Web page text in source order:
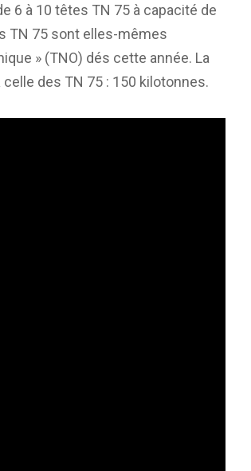
6 à 10 têtes TN 75 à capacité de
TN 75 sont elles-mêmes
» (TNO) dés cette année. La
des TN 75 : 150 kilotonnes.